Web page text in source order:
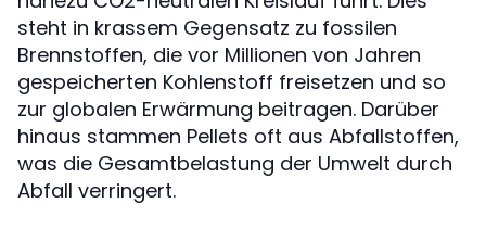
steht in krassem Gegensatz zu fossilen
Brennstoffen, die vor Millionen von Jahren
gespeicherten Kohlenstoff freisetzen und so
zur globalen Erwärmung beitragen. Darüber
hinaus stammen Pellets oft aus Abfallstoffen,
was die Gesamtbelastung der Umwelt durch
Abfall verringert.